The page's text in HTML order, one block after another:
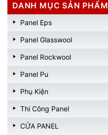
DANH MỤC SẢN PHẨM
Panel Eps
Panel Glasswool
Panel Rockwool
Panel Pu
Phụ Kiện
Thi Công Panel
CỬA PANEL